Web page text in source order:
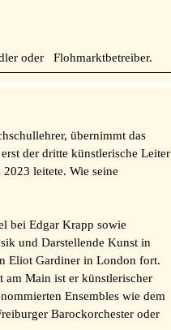
oder Flohmarktbetreiber.
übernimmt das
der dritte künstlerische Leiter
leitete. Wie seine
bei Edgar Krapp sowie
und Darstellende Kunst in
Eliot Gardiner in London fort.
am Main ist er künstlerischer
Ensembles wie dem
Barockorchester oder